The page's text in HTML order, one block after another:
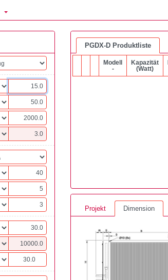
PGDX-D Produktliste
Modell
-
Kapazität
(Watt)
Projekt Dimension